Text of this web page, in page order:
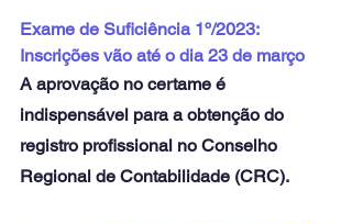
Exame de Suficiência 1º/2023:
Inscrições vão até o dia 23 de março
A aprovação no certame é
indispensável para a obtenção do
registro profissional no Conselho
Regional de Contabilidade (CRC).